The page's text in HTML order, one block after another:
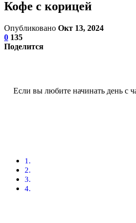
Кофе с корицей
Опубликовано Окт 13, 2024
0 135
Поделится
Если вы любите начинать день с